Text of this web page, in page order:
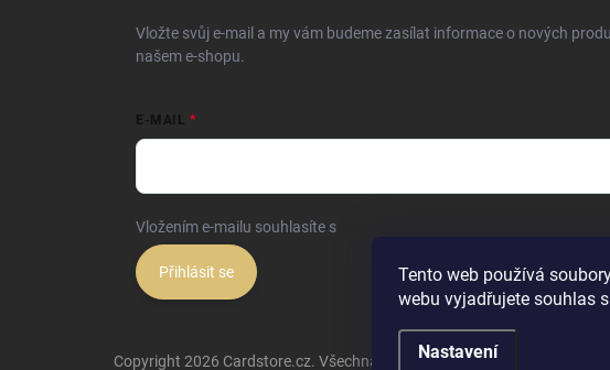
Tento web používá
webu vyjadřujete souhlas
Nastavení
Vložte svůj e-mail a my vám budeme zasílat informace o nových
našem e-shopu.
E-MAIL
Vložením e-mailu souhlasíte s
Přihlásit se
Copyright 2026 Cardstore.cz. Všechna práva vyhrazena.